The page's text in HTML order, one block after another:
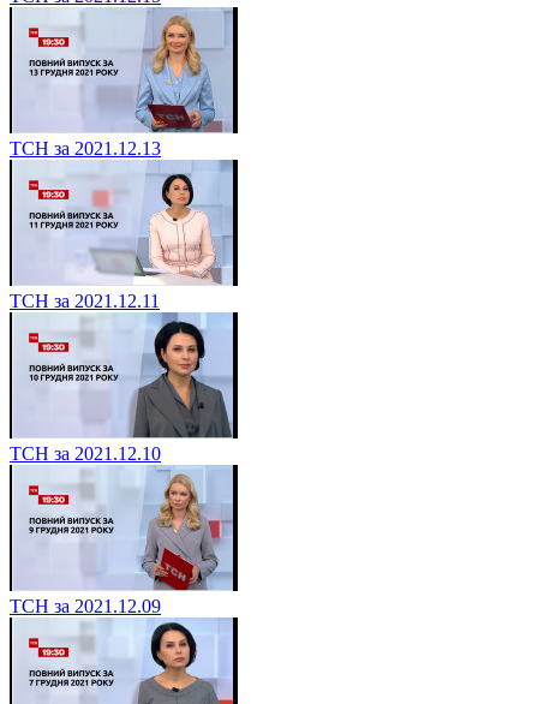
ТСН за 2021.12.13
ТСН за 2021.12.11
ТСН за 2021.12.10
ТСН за 2021.12.09